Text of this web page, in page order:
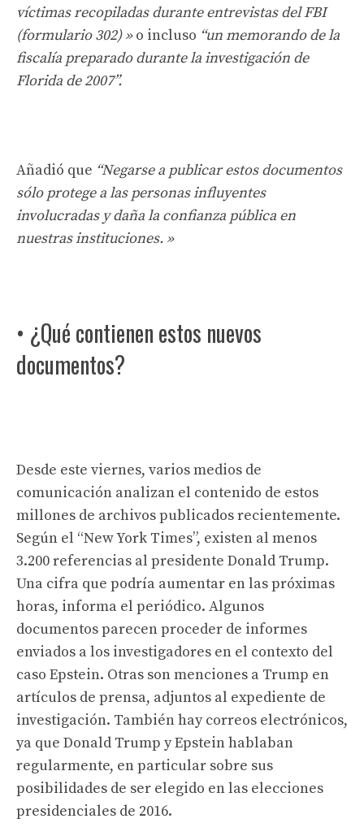
víctimas recopiladas durante entrevistas del FBI
(formulario 302) »o incluso “un memorando de la
fiscalía preparado durante la investigación de
Florida de 2007”.
Añadió que “Negarse a publicar estos documentos
sólo protege a las personas influyentes
involucradas y daña la confianza pública en
nuestras instituciones. »
• ¿Qué contienen estos nuevos
documentos?
Desde este viernes, varios medios de
comunicación analizan el contenido de estos
millones de archivos publicados recientemente.
Según el “New York Times”, existen al menos
3.200 referencias al presidente Donald Trump.
Una cifra que podría aumentar en las próximas
horas, informa el periódico. Algunos
documentos parecen proceder de informes
enviados a los investigadores en el contexto del
caso Epstein. Otras son menciones a Trump en
artículos de prensa, adjuntos al expediente de
investigación. También hay correos electrónicos,
ya que Donald Trump y Epstein hablaban
regularmente, en particular sobre sus
posibilidades de ser elegido en las elecciones
presidenciales de 2016.